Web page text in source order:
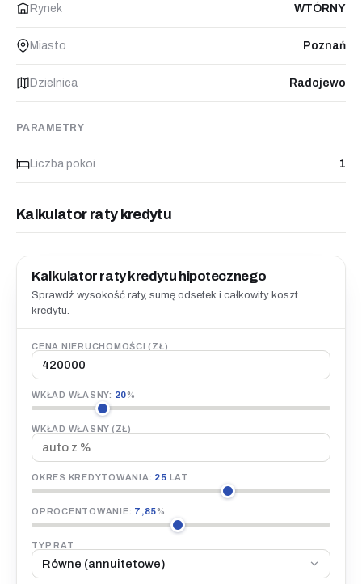
Rynek WTÓRNY
Miasto Poznań
Dzielnica Radojewo
PARAMETRY
Liczba pokoi 1
Kalkulator raty kredytu
Kalkulator raty kredytu hipotecznego
Sprawdź wysokość raty, sumę odsetek i całkowity koszt
kredytu.
CENA NIERUCHOMOŚCI (ZŁ)
WKŁAD WŁASNY: 20%
WKŁAD WŁASNY (ZŁ)
OKRES KREDYTOWANIA: 25 LAT
OPROCENTOWANIE: 7,85%
TYP RAT